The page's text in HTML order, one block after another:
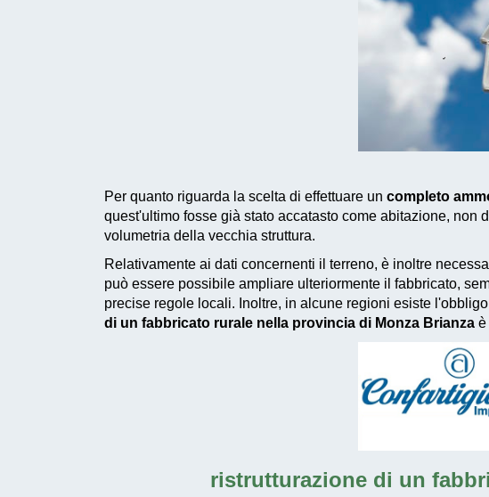
Per quanto riguarda la scelta di effettuare un completo
quest'ultimo fosse già stato accatasto come abitazione,
volumetria della vecchia struttura.
Relativamente ai dati concernenti il terreno, è inoltre
può essere possibile ampliare ulteriormente il fabbricato,
precise regole locali. Inoltre, in alcune regioni esiste
di un fabbricato rurale nella provincia di Monza Brianza è
ristrutturazione di un